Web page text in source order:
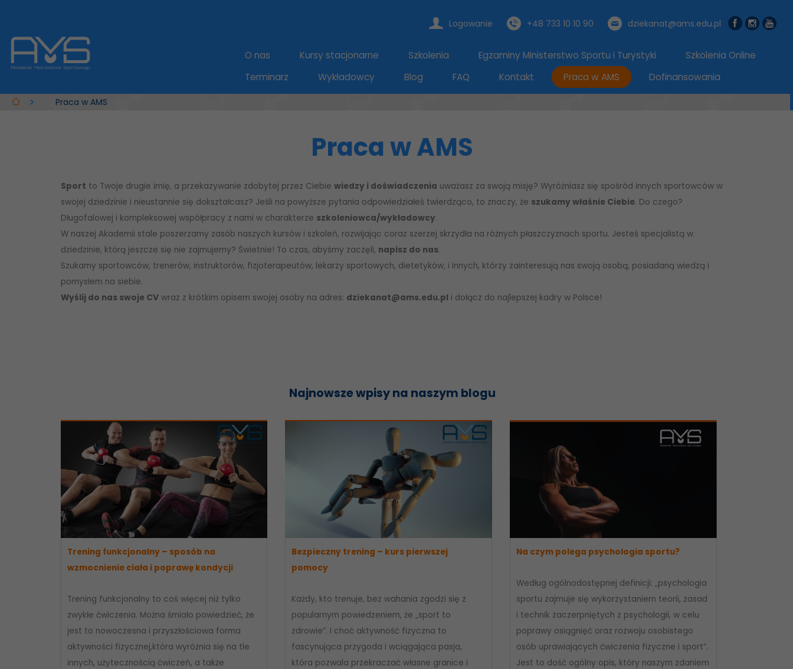
Logowanie +48 733 10 10 90 dziekanat@ams.edu.pl
O nas Kursy stacjonarne Szkolenia Egzaminy Ministerstwo Sportu i Turystyki
Szkolenia Online
Terminarz
Wykładowcy Blog FAQ Kontakt Praca w AMS Dofinansowania
Praca w AMS
Praca w AMS
Sport to Twoje drugie imię, a przekazywanie zdobytej przez Ciebie wiedzy i doświadczenia uważasz za swoją misję? Wyróżniasz się spośród innych sportowców w
swojej dziedzinie i nieustannie się dokształcasz? Jeśli na powyższe pytania odpowiedziałeś twierdząco, to znaczy, że szukamy właśnie Ciebie. Do czego?
Długofalowej i kompleksowej współpracy z nami w charakterze szkoleniowca/wykładowcy.
W naszej Akademii stale poszerzamy zasób naszych kursów i szkoleń, rozwijając coraz szerzej skrzydła na różnych płaszczyznach sportu. Jesteś specjalistą w
dziedzinie, którą jeszcze się nie zajmujemy? Świetnie! To czas, abyśmy zaczęli, napisz do nas.
Szukamy sportowców, trenerów, instruktorów, fizjoterapeutów, lekarzy sportowych, dietetyków, i innych, którzy zainteresują nas swoją osobą, posiadaną wiedzą i
pomysłem na siebie.
Wyślij do nas swoje CVwraz z krótkim opisem swojej osoby na adres: dziekanat@ams.edu.pl i dołącz do najlepszej kadry w Polsce!
Najnowsze wpisy na naszym blogu
Trening funkcjonalny – sposób na
wzmocnienie ciała i poprawę kondycji
Trening funkcjonalny to coś więcej niż tylko
zwykłe ćwiczenia. Można śmiało powiedzieć, że
jest to nowoczesna i przyszłościowa forma
aktywności fizycznej,która wyróżnia się na tle
innych, użytecznością ćwiczeń, a także
Bezpieczny trening – kurs pierwszej
pomocy
Każdy, kto trenuje, bez wahania zgodzi się z
popularnym powiedzeniem, że „sport to
zdrowie”. I choć aktywność fizyczna to
fascynująca przygoda i wciągająca pasja,
która pozwala przekraczać własne granice i
Na czym polega psychologia sportu?
Według ogólnodostępnej definicji: „psychologia
sportu zajmuje się wykorzystaniem teorii, zasad
i technik zaczerpniętych z psychologii, w celu
poprawy osiągnięć oraz rozwoju osobistego
osób uprawiających ćwiczenia fizyczne i sport”.
Jest to dość ogólny opis, który naszym zdaniem